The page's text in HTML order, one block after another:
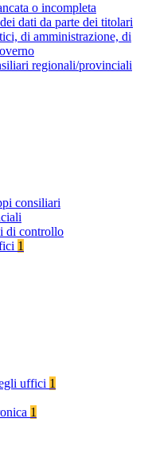
o incompleta
dati da parte dei titolari
di amministrazione, di
regionali/provinciali
consiliari
di controllo
1
uffici 1
1